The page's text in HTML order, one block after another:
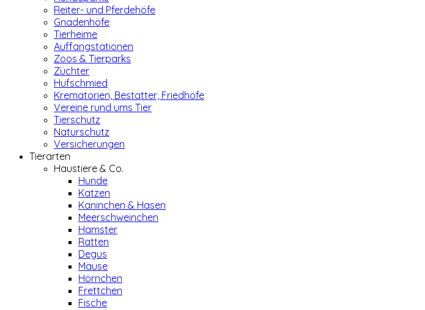
Reiter- und Pferdehöfe
Gnadenhöfe
Tierheime
Auffangstationen
Zoos & Tierparks
Züchter
Hufschmied
Krematorien, Bestatter, Friedhöfe
Vereine rund ums Tier
Tierschutz
Naturschutz
Versicherungen
Tierarten
Haustiere & Co.
Hunde
Katzen
Kaninchen & Hasen
Meerschweinchen
Hamster
Ratten
Degus
Mäuse
Hörnchen
Frettchen
Fische